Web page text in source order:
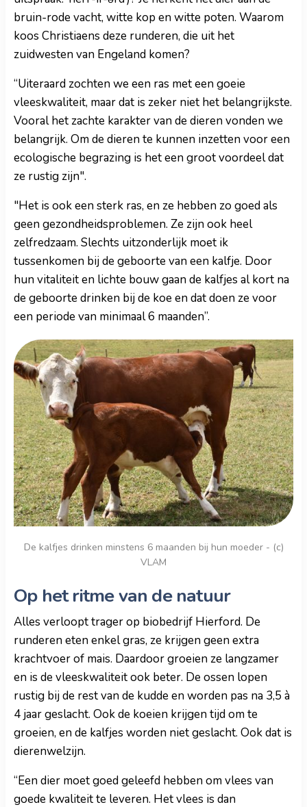
bruin-rode vacht, witte kop en witte poten. Waarom
koos Christiaens deze runderen, die uit het
zuidwesten van Engeland komen?
“Uiteraard zochten we een ras met een goeie
vleeskwaliteit, maar dat is zeker niet het belangrijkste.
Vooral het zachte karakter van de dieren vonden we
belangrijk. Om de dieren te kunnen inzetten voor een
ecologische begrazing is het een groot voordeel dat
ze rustig zijn".
"Het is ook een sterk ras, en ze hebben zo goed als
geen gezondheidsproblemen. Ze zijn ook heel
zelfredzaam. Slechts uitzonderlijk moet ik
tussenkomen bij de geboorte van een kalfje. Door
hun vitaliteit en lichte bouw gaan de kalfjes al kort na
de geboorte drinken bij de koe en dat doen ze voor
een periode van minimaal 6 maanden”.
De kalfjes drinken minstens 6 maanden bij hun moeder - (c)
VLAM
Op het ritme van de natuur
Alles verloopt trager op biobedrijf Hierford. De
runderen eten enkel gras, ze krijgen geen extra
krachtvoer of mais. Daardoor groeien ze langzamer
en is de vleeskwaliteit ook beter. De ossen lopen
rustig bij de rest van de kudde en worden pas na 3,5 à
4 jaar geslacht. Ook de koeien krijgen tijd om te
groeien, en de kalfjes worden niet geslacht. Ook dat is
dierenwelzijn.
“Een dier moet goed geleefd hebben om vlees van
goede kwaliteit te leveren. Het vlees is dan